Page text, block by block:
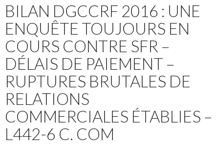
BILAN DGCCRF 2016 : UNE
ENQUÊTE TOUJOURS EN
COURS CONTRE SFR –
DÉLAIS DE PAIEMENT –
RUPTURES BRUTALES DE
RELATIONS
COMMERCIALES ÉTABLIES –
L442-6 C. COM